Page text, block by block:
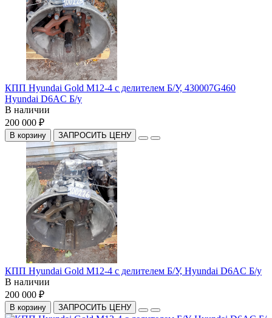
КПП Hyundai Gold M12-4 c делителем Б/У, 430007G460
Hyundai D6AC Б/у
В наличии
200 000 ₽
В корзину ЗАПРОСИТЬ ЦЕНУ
КПП Hyundai Gold M12-4 c делителем Б/У, Hyundai D6AC Б/у
В наличии
200 000 ₽
В корзину ЗАПРОСИТЬ ЦЕНУ